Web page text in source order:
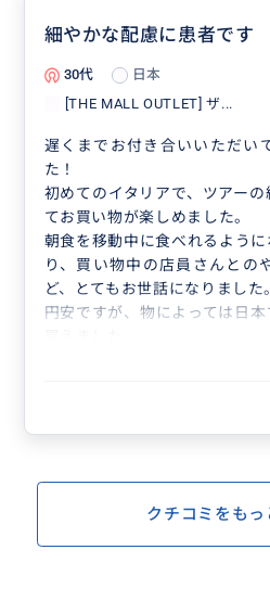
細やかな配慮に患者です
30代
日本
[THE MALL OUTLET] ザ...
遅くまでお付き合いいただい
た！
初めてのイタリアで、ツアー
てお買い物が楽しめました。
朝食を移動中に食べれるよう
り、買い物中の店員さんとの
ど、とてもお世話になりました
円安ですが、物によっては日
日本語がとってもお上手で安
またローマに行くことがあれ
クチコミをも